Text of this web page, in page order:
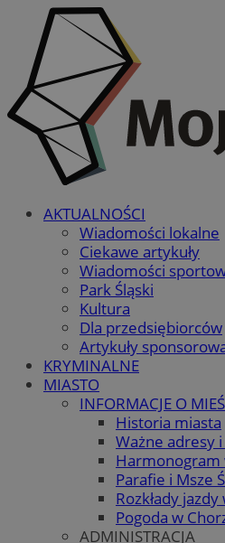
AKTUALNOŚCI
Wiadomości lokalne
Ciekawe artykuły
Wiadomości
Park Śląski
Kultura
Dla przedsiębiorców
Artykuły
KRYMINALNE
MIASTO
INFORMACJE O
Historia miasta
Ważne adresy
Harmonogram
Parafie i Msze
Rozkłady
Pogoda w
ADMINISTRACJA